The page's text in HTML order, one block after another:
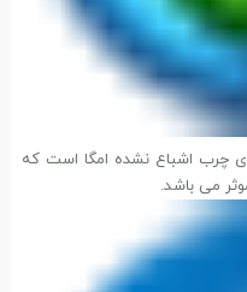
چرب اشباع نشده امگا است که
می باشد.